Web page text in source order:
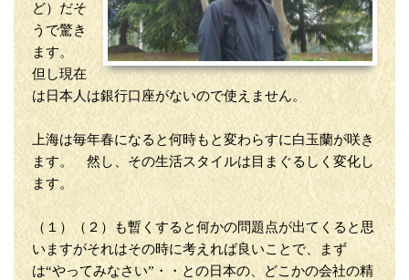
ど）だそ
うで驚き
ます。
但し現在
は日本人は銀行口座がないので使えません。
上海は毎年春になると何時もと変わらすに白玉蘭が咲き
ます。 然し、その生活スタイルは目まぐるしく変化し
ます。
（１）（２）も暫くすると何かの問題点が出てくると思
いますがそれはその時に考えれば良いことで、まず
は“やってみなさい”・・との日本の、どこかの会社の精